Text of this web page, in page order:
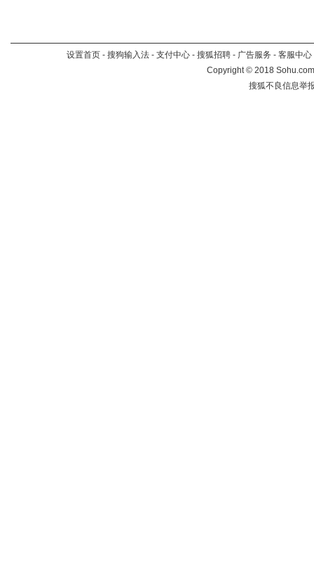
设置首页 - 搜狗输入法 - 支付中心 - 搜狐招聘 - 广告服务 - 客服中心
Copyright©2018
搜狐不良信息举